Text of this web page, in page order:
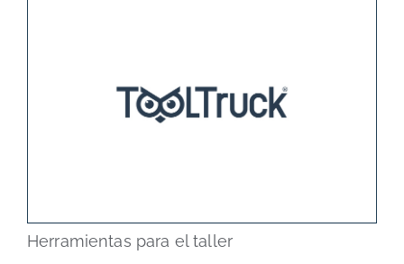
Herramientas para el taller